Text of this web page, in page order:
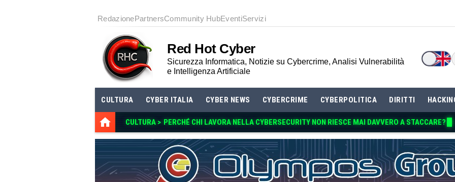
RedazionePartnersCommunity HubEventiServizi
Red Hot Cyber
Sicurezza Informatica, Notizie su Cybercrime, Analisi Vulnerabilità
e Intelligenza Artificiale
CULTURA CYBER ITALIA CYBER NEWS CYBERCRIME CYBERPOLITICA DIRITTI
CULTURA > PERCHÉ CHI LAVORA NELLA CYBERSECURITY NON